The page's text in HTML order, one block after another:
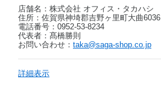
店舗名：株式会社 オフィス・タカハシ
住所：佐賀県神埼郡吉野ヶ里町大曲6036
電話番号：0952-53-8234
代表者：髙橋勝則
お問い合わせ： taka@saga-shop.co.jp
詳細表示